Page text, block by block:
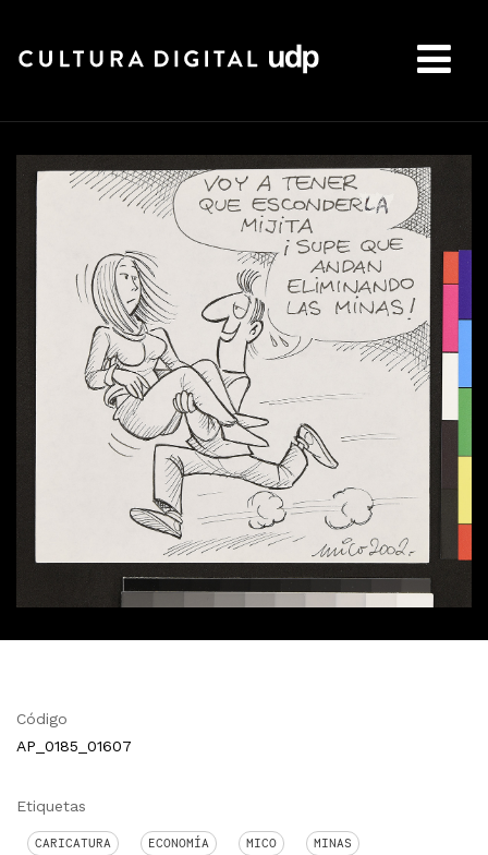
Código
AP_0185_01607
Etiquetas
CARICATURA ECONOMÍA MICO MINAS